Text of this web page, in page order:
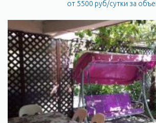
от 5500 руб/сутки за